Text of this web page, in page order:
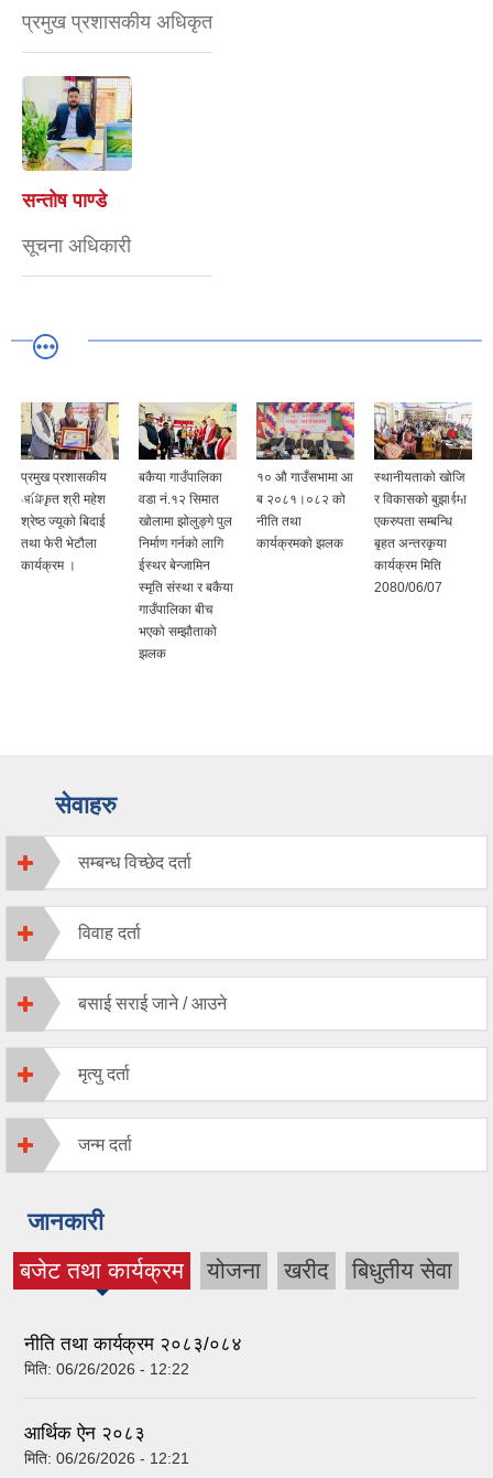
प्रमुख प्रशासकीय अधिकृत
सन्तोष पाण्डे
सूचना अधिकारी
प्रमुख प्रशासकीय
अधिकृत श्री महेश
श्रेष्ठ ज्यूको बिदाई
तथा फेरी भेटौला
कार्यक्रम ।
बकैया गाउँपालिका
वडा नं.१२ सिमात
खोलामा झोलुङ्गे पुल
निर्माण गर्नको लागि
ईस्थर बेन्जामिन
स्मृति संस्था र बकैया
गाउँपालिका बीच
भएको सम्झौताको
झलक
१० औ गाउँसभामा आ
ब २०८१।०८२ को
नीति तथा
कार्यक्रमको झलक
स्थानीयताको खोजि
र विकासको बुझाईमा
एकरुपता सम्बन्धि
बृहत अन्तरकृया
कार्यक्रम मिति
2080/06/07
सेवाहरु
सम्बन्ध विच्छेद दर्ता
विवाह दर्ता
बसाई सराई जाने / आउने
मृत्यु दर्ता
जन्‍म दर्ता
जानकारी
बजेट तथा कार्यक्रम
(active tab) योजना खरीद बिधुतीय सेवा
नीति तथा कार्यक्रम २०८३/०८४
मिति: 06/26/2026 - 12:22
आर्थिक ऐन २०८३
मिति: 06/26/2026 - 12:21